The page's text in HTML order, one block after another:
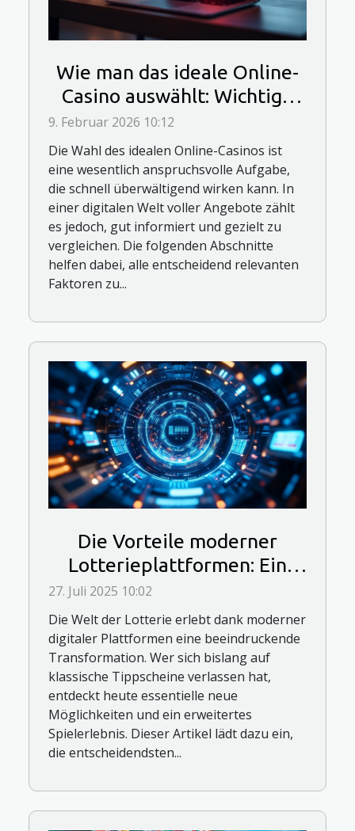
Wie man das ideale Online-
Casino auswählt: Wichtige
Entscheidungsfaktoren
9. Februar 2026 10:12
Die Wahl des idealen Online-Casinos ist
eine wesentlich anspruchsvolle Aufgabe,
die schnell überwältigend wirken kann. In
einer digitalen Welt voller Angebote zählt
es jedoch, gut informiert und gezielt zu
vergleichen. Die folgenden Abschnitte
helfen dabei, alle entscheidend relevanten
Faktoren zu...
Die Vorteile moderner
Lotterieplattformen: Ein
neues Spielerlebnis
27. Juli 2025 10:02
Die Welt der Lotterie erlebt dank moderner
digitaler Plattformen eine beeindruckende
Transformation. Wer sich bislang auf
klassische Tippscheine verlassen hat,
entdeckt heute essentielle neue
Möglichkeiten und ein erweitertes
Spielerlebnis. Dieser Artikel lädt dazu ein,
die entscheidendsten...